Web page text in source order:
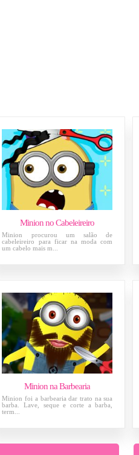
Minion no Cabeleireiro
Minion procurou um salão de
cabeleireiro para ficar na moda com
um cabelo mais m...
Minion na Barbearia
Minion foi a barbearia dar trato na sua
barba. Lave, seque e corte a barba,
term...